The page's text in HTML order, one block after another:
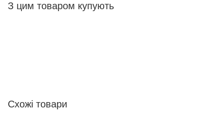
З цим товаром купують
Схожі товари